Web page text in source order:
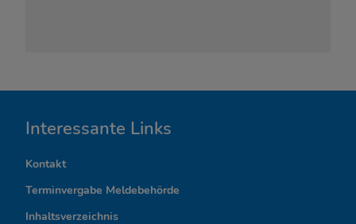
I
n
t
e
Interessante Links
Kontakt
Terminvergabe Meldebehörde
Inhaltsverzeichnis